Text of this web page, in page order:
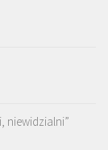
niewidzialni”